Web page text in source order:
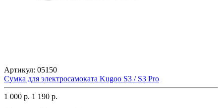
Артикул: 05150
Сумка для электросамоката Kugoo S3 / S3 Pro
1 000 р. 1 190 р.